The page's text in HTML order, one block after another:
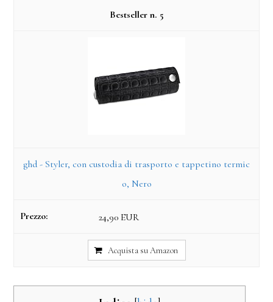
5
ghd - Styler, con custodia di trasporto e tappetino termic
o, Nero
24,90 EUR
Acquista su Amazon